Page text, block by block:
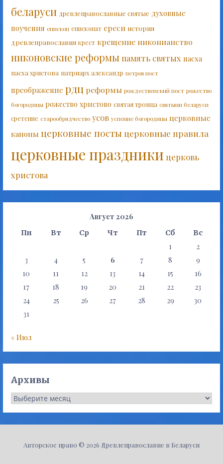
беларуси древлеправославные святые духовные
поучения епископ епископат ереси история
древлеправославия крест крещение никонианство
никоновские реформыпамять святых пасха
пасха христова патриарх александр петров пост
преображение рдц реформы рождественский пост рожество
богородицы рожество христово святая троица святыни беларуси
сретение старообрядчество усов успение богородицы церковные
каноны церковные посты церковные правила
церковные праздникицерковь
христова
Август 2026
Пн Вт Ср Чт Пт Сб Вс
1
2
3
4 5 6 7 8
9
10
11 12 13 14 15
16
17
18 19 20 21 22
23
24
25 26 27 28 29
30
31
« Июл
Архивы
Архивы
Авторское право © 2026 Древлеправославие в Беларуси